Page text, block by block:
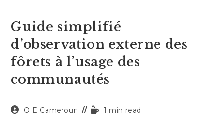
Guide simplifié
d’observation externe des
fôrets à l’usage des
communautés
Auteur/autrice
OIE Cameroun
Temps1 min read